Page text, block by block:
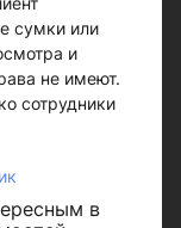
сумки или
и
не имеют.
сотрудники
в